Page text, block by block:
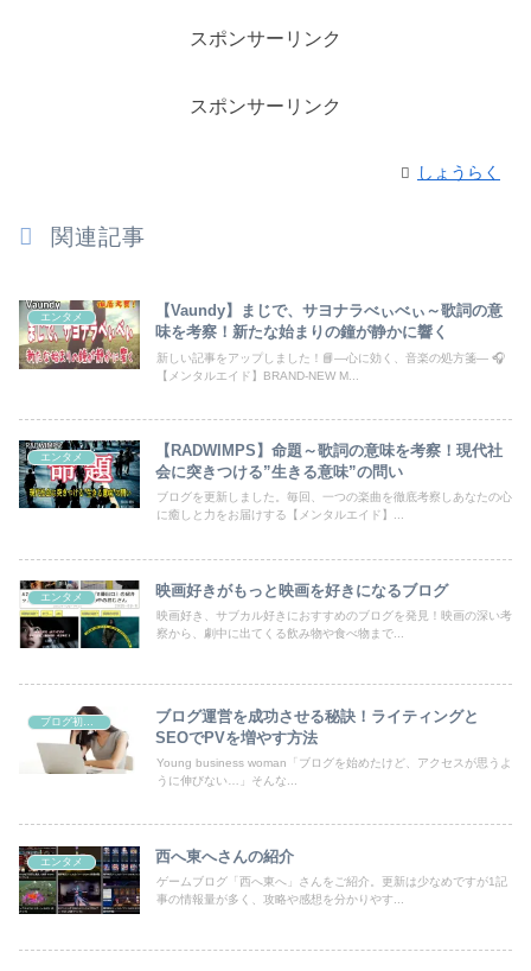
スポンサーリンク
スポンサーリンク
しょうらく
関連記事
エンタメ
【Vaundy】まじで、サヨナラべぃべぃ～歌詞の意
味を考察！新たな始まりの鐘が静かに響く
新しい記事をアップしました！📘―心に効く、音楽の処方箋― 🎧
【メンタルエイド】BRAND-NEW M...
エンタメ
【RADWIMPS】命題～歌詞の意味を考察！現代社
会に突きつける”生きる意味”の問い
ブログを更新しました。毎回、一つの楽曲を徹底考察しあなたの心
に癒しと力をお届けする【メンタルエイド】...
エンタメ 映画好きがもっと映画を好きになるブログ
映画好き、サブカル好きにおすすめのブログを発見！映画の深い考
察から、劇中に出てくる飲み物や食べ物まで...
ブログ初心者向け
ブログ運営を成功させる秘訣！ライティングと
SEOでPVを増やす方法
Young business woman「ブログを始めたけど、アクセスが思うよ
うに伸びない…」そんな...
エンタメ 西へ東へさんの紹介
ゲームブログ「西へ東へ」さんをご紹介。更新は少なめですが1記
事の情報量が多く、攻略や感想を分かりやす...